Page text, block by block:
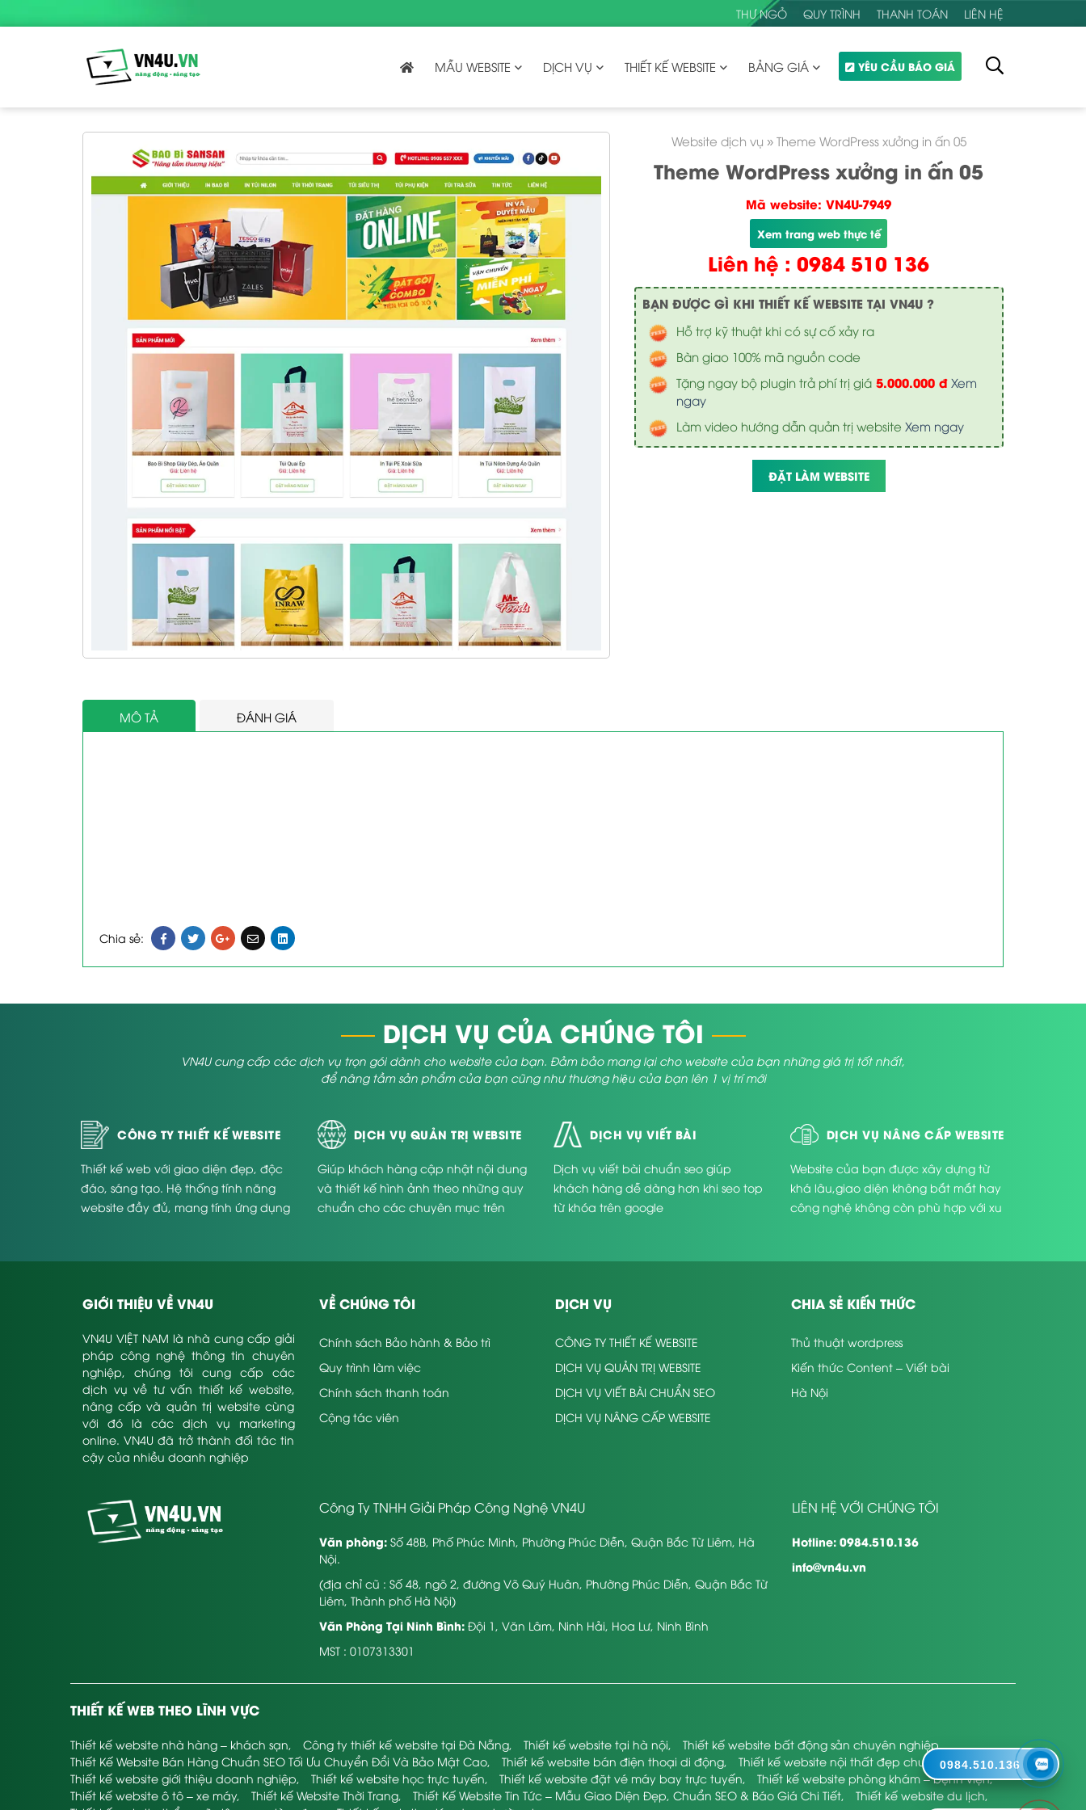
THƯ NGỎ QUY TRÌNH THANH TOÁN LIÊN HỆ
MẪU WEBSITE DỊCH VỤ THIẾT KẾ WEBSITE BẢNG GIÁ YÊU CẦU BÁO GIÁ
Website dịch vụ » Theme WordPress xưởng in ấn 05
Theme WordPress xưởng in ấn 05
Mã website: VN4U-7949
Xem trang web thực tế
Liên hệ : 0984 510 136
BẠN ĐƯỢC GÌ KHI THIẾT KẾ WEBSITE TẠI VN4U ?
Hỗ trợ kỹ thuật khi có sự cố xảy ra
Bàn giao 100% mã nguồn code
Tặng ngay bộ plugin trả phí trị giá5.000.000 đ Xem
ngay
Làm video hướng dẫn quản trị website Xem ngay
ĐẶT LÀM WEBSITE
MÔ TẢ ĐÁNH GIÁ
Chia sẻ:
DỊCH VỤ CỦA CHÚNG TÔI
VN4U cung cấp các dịch vụ trọn gói dành cho website của bạn. Đảm bảo mang lại cho website của bạn những giá trị tốt nhất,
để nâng tầm sản phẩm của bạn cũng như thương hiệu của bạn lên 1 vị trí mới
CÔNG TY THIẾT KẾ WEBSITE
Thiết kế web với giao diện đẹp, độc
đáo, sáng tạo. Hệ thống tính năng
website đầy đủ, mang tính ứng dụng
DỊCH VỤ QUẢN TRỊ WEBSITE
Giúp khách hàng cập nhật nội dung
và thiết kế hình ảnh theo những quy
chuẩn cho các chuyên mục trên
DỊCH VỤ VIẾT BÀI
Dịch vụ viết bài chuẩn seo giúp
khách hàng dễ dàng hơn khi seo top
từ khóa trên google
DỊCH VỤ NÂNG CẤP WEBSITE
Website của bạn được xây dựng từ
khá lâu,giao diện không bắt mắt hay
công nghệ không còn phù hợp với xu
GIỚI THIỆU VỀ VN4U
VN4U VIỆT NAM là nhà cung cấp giải
pháp công nghệ thông tin chuyên
nghiệp, chúng tôi cung cấp các
dịch vụ về tư vấn thiết kế website,
nâng cấp và quản trị website cùng
với đó là các dịch vụ marketing
online. VN4U đã trở thành đối tác tin
cậy của nhiều doanh nghiệp
VỀ CHÚNG TÔI
Chính sách Bảo hành & Bảo trì
Quy trình làm việc
Chính sách thanh toán
Cộng tác viên
DỊCH VỤ
CÔNG TY THIẾT KẾ WEBSITE
DỊCH VỤ QUẢN TRỊ WEBSITE
DỊCH VỤ VIẾT BÀI CHUẨN SEO
DỊCH VỤ NÂNG CẤP WEBSITE
CHIA SẺ KIẾN THỨC
Thủ thuật wordpress
Kiến thức Content – Viết bài
Hà Nội
Công Ty TNHH Giải Pháp Công Nghệ VN4U
Văn phòng:Số 48B, Phố Phúc Minh, Phường Phúc Diễn, Quận Bắc Từ Liêm, Hà
Nội.
(địa chỉ cũ : Số 48, ngõ 2, đường Võ Quý Huân, Phường Phúc Diễn, Quận Bắc Từ
Liêm, Thành phố Hà Nội)
Văn Phòng Tại Ninh Bình:Đội 1, Văn Lâm, Ninh Hải, Hoa Lư, Ninh Bình
MST : 0107313301
LIÊN HỆ VỚI CHÚNG TÔI
Hotline: 0984.510.136
info@vn4u.vn
THIẾT KẾ WEB THEO LĨNH VỰC
Thiết kế website nhà hàng – khách sạn, Công ty thiết kế website tại Đà Nẵng, Thiết kế website tại hà nội, Thiết kế website bất động sản chuyên nghiệp,
Thiết Kế Website Bán Hàng Chuẩn SEO Tối Ưu Chuyển Đổi Và Bảo Mật Cao, Thiết kế website bán điện thoại di động, Thiết kế website nội thất đẹp chuyên nghiệp,
Thiết kế website giới thiệu doanh nghiệp, Thiết kế website học trực tuyến, Thiết kế website đặt vé máy bay trực tuyến, Thiết kế website phòng khám – bệnh viện,
Thiết kế website ô tô – xe máy, Thiết kế Website Thời Trang, Thiết Kế Website Tin Tức – Mẫu Giao Diện Đẹp, Chuẩn SEO & Báo Giá Chi Tiết, Thiết kế website du lịch,
0984.510.136